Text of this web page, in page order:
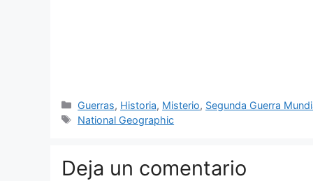
Categorías
Guerras, Historia, Misterio, Segunda Guerra
Etiquetas
National Geographic
Deja un comentario